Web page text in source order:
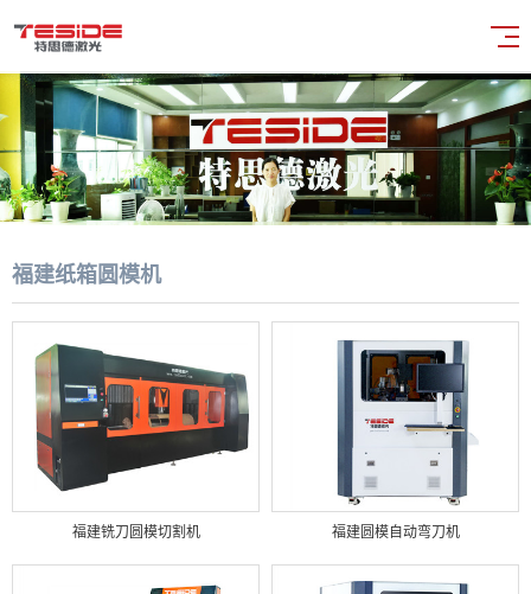
福建纸箱圆模机
福建铣刀圆模切割机 福建圆模自动弯刀机